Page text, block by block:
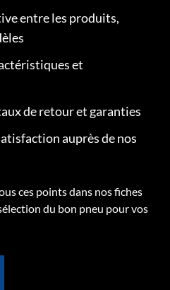
entre les produits,
et
de retour et garanties
auprès de nos
ces points dans nos fiches
du bon pneu pour vos